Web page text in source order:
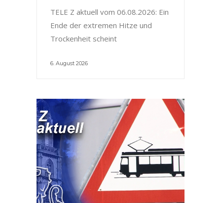
TELE Z aktuell vom 06.08.2026: Ein
Ende der extremen Hitze und
Trockenheit scheint
6. August 2026